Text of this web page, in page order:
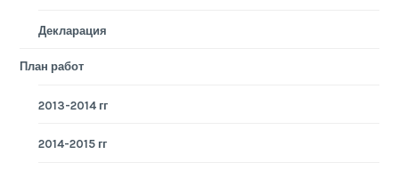
Декларация
План работ
2013-2014 гг
2014-2015 гг